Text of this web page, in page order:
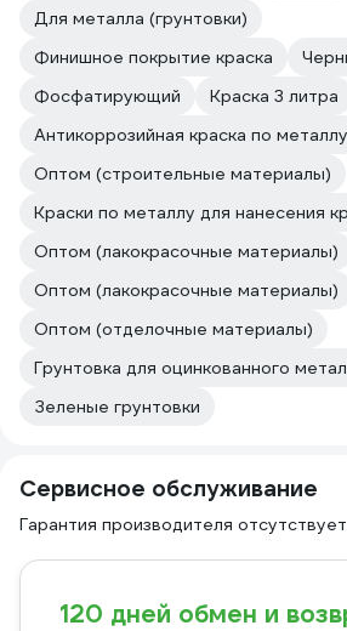
Для металла (грунтовки)
Финишное покрытие краска
Фосфатирующий
Краска 3 литра
Антикоррозийная краска по металлу
Оптом (строительные материалы)
Краски по металлу для нанесения
Оптом (лакокрасочные материалы)
Оптом (лакокрасочные материалы)
Оптом (отделочные материалы)
Грунтовка для оцинкованного
Зеленые грунтовки
Сервисное обслуживание
Гарантия производителя отсутствует
120 дней обмен и